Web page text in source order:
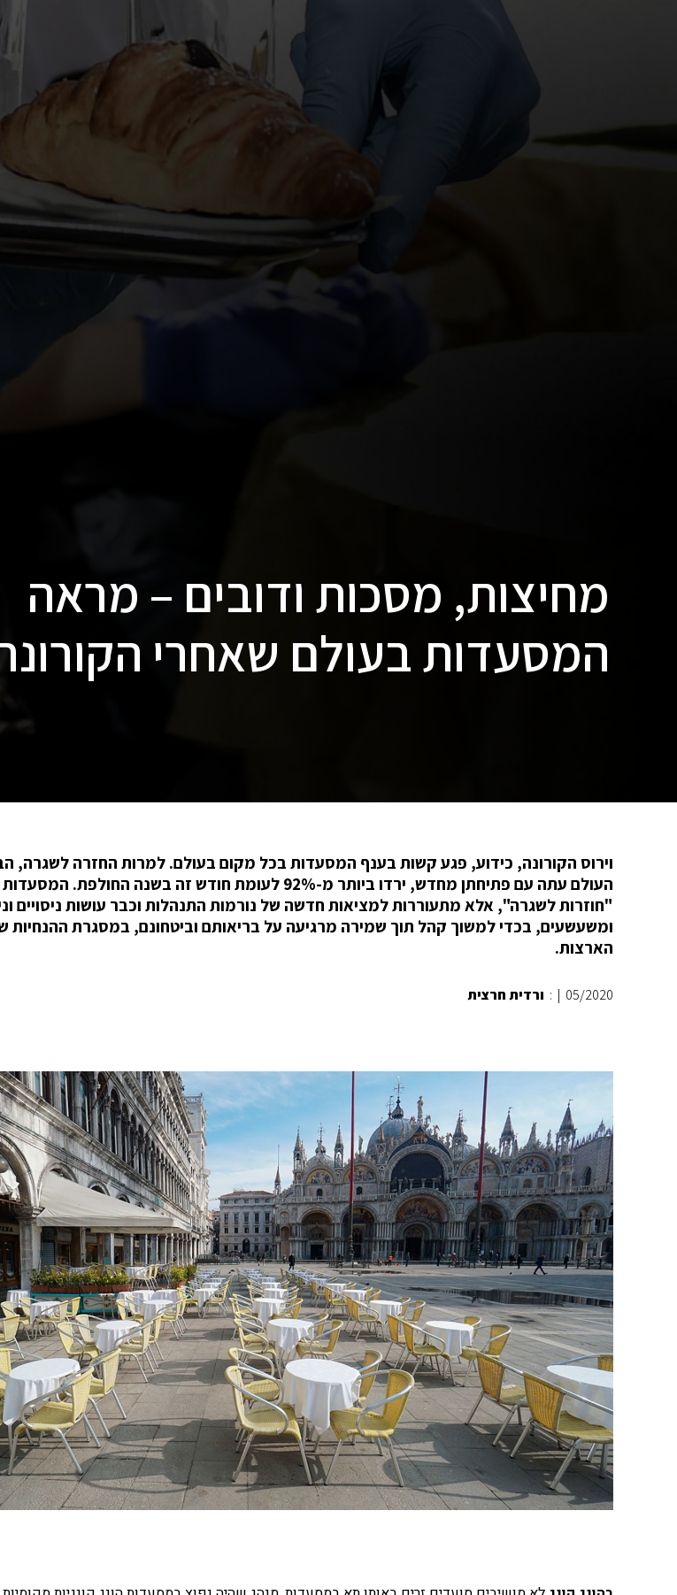
מחיצות, מסכות ודובים – מראה
המסעדות בעולם שאחרי
וירוס הקורונה, כידוע, פגע קשות בענף המסעדות בכל מקום בעולם. למרות החזרה לשגרה,
העולם עתה עם פתיחתן מחדש, ירדו ביותר מ-92% לעומת חודש זה בשנה
"חוזרות לשגרה", אלא מתעוררות למציאות חדשה של נורמות התנהלות וכבר עושות ניסויים
ומשעשעים, בכדי למשוך קהל תוך שמירה מרגיעה על בריאותם וביטחונם, במסגרת ההנחיות
הארצות.
05/2020
|
: ורדית חרצית